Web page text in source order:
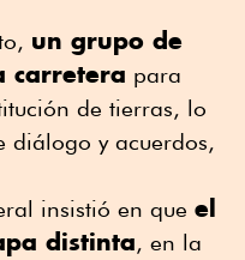
un grupo de
carretera para
de tierras, lo
diálogo y acuerdos,
insistió en que el
distinta, en la